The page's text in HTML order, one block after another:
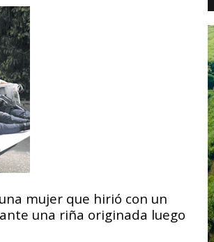
mujer que hirió con un
una riña originada luego